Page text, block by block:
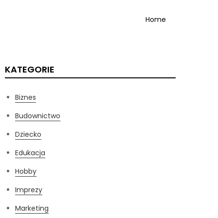
Home
KATEGORIE
Biznes
Budownictwo
Dziecko
Edukacja
Hobby
Imprezy
Marketing